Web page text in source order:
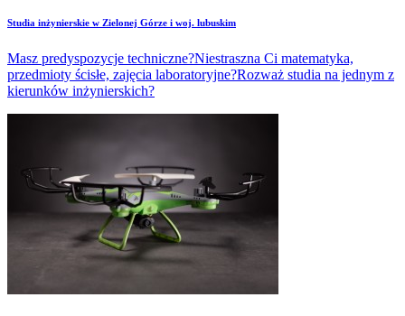
Studia inżynierskie w Zielonej Górze i woj. lubuskim
Masz predyspozycje techniczne?Niestraszna Ci matematyka,
przedmioty ścisłe, zajęcia laboratoryjne?Rozważ studia na jednym z
kierunków inżynierskich?